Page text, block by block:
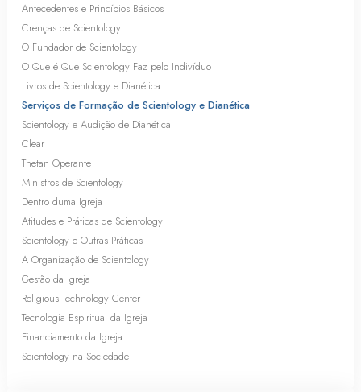
Antecedentes e Princípios Básicos
Crenças de Scientology
O Fundador de Scientology
O Que é Que Scientology Faz pelo Indivíduo
Livros de Scientology e Dianética
Serviços de Formação de Scientology e Dianética
Scientology e Audição de Dianética
Clear
Thetan Operante
Ministros de Scientology
Dentro duma Igreja
Atitudes e Práticas de Scientology
Scientology e Outras Práticas
A Organização de Scientology
Gestão da Igreja
Religious Technology Center
Tecnologia Espiritual da Igreja
Financiamento da Igreja
Scientology na Sociedade